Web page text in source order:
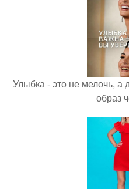
Улыбка - это не мелочь, а
образ